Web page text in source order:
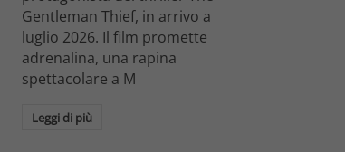
Gentleman Thief, in arrivo a
luglio 2026. Il film promette
adrenalina, una rapina
spettacolare a M
Leggi di più